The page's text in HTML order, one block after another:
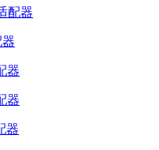
配器
器
器
器